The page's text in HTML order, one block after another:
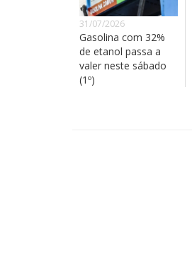
31/07/2026
Gasolina com 32%
de etanol passa a
valer neste sábado
(1º)